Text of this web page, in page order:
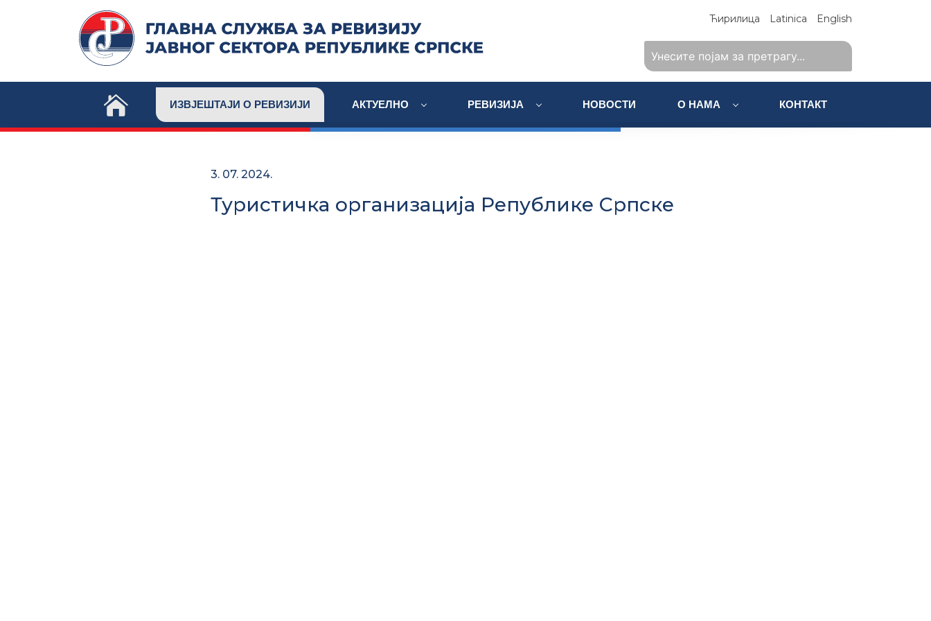
Ћирилица Latinica English
ИЗВЈЕШТАЈИ О РЕВИЗИЈИ АКТУЕЛНО РЕВИЗИЈА НОВОСТИ О НАМА КОНТАКТ
3. 07. 2024.
Туристичка организација Републике Српске